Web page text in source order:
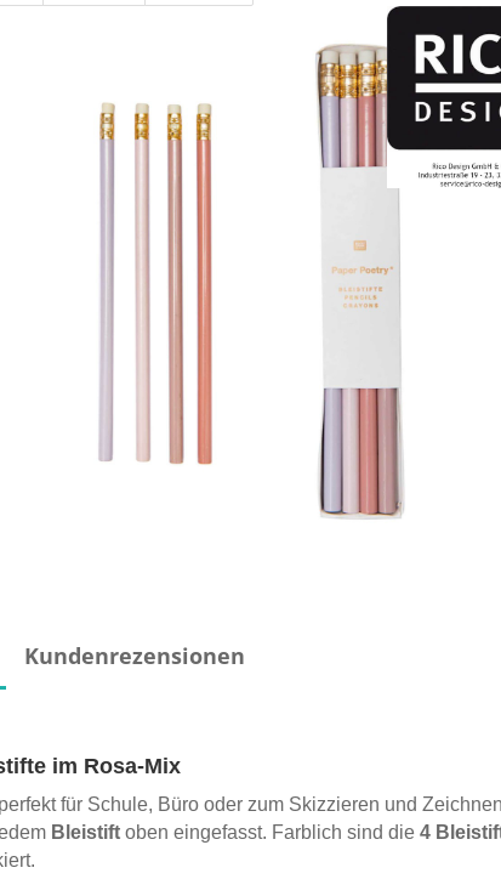
Kundenrezensionen
im Rosa-Mix
für Schule, Büro oder zum Skizzieren und
Bleistift oben eingefasst. Farblich sind die 4